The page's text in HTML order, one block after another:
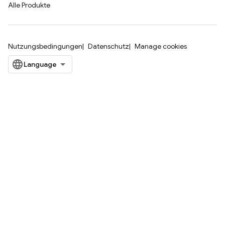
Alle Produkte
Nutzungsbedingungen Datenschutz Manage cookies